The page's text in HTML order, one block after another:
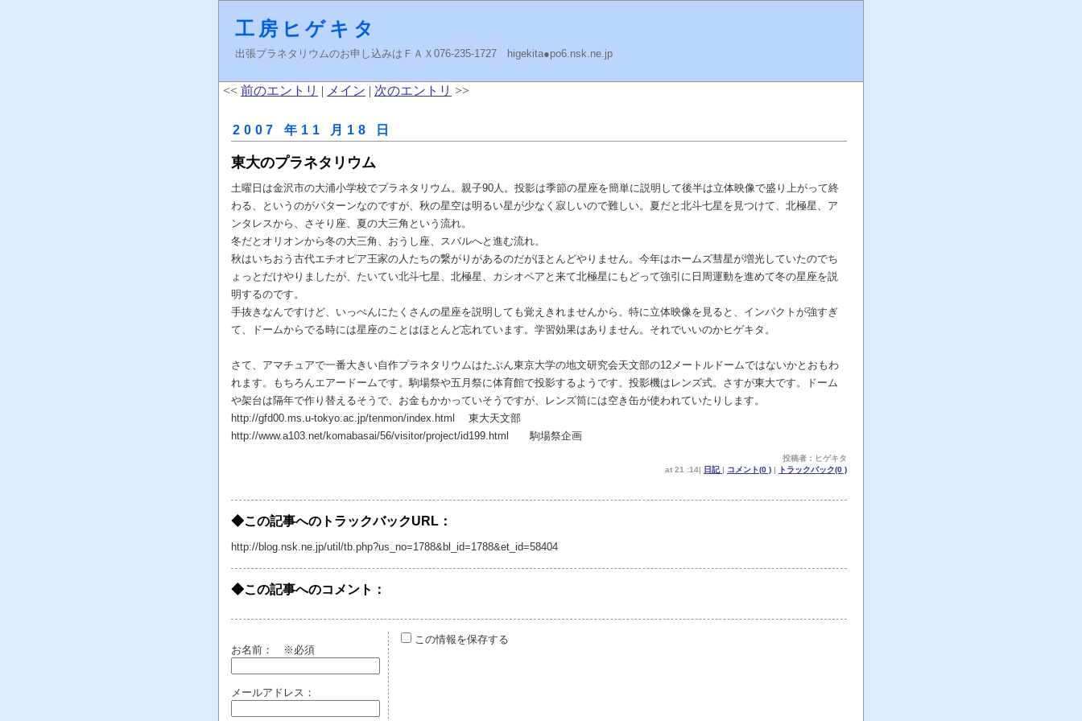
工房ヒゲキタ
出張プラネタリウムのお申し込みはＦＡＸ076-235-1727 higekita●po6.nsk.ne.jp
<< 前のエントリ | メイン | 次のエントリ >>
2007 年11 月18 日
東大のプラネタリウム
土曜日は金沢市の大浦小学校でプラネタリウム。親子90人。投影は季節の星座を簡単に説明して後半は立体映像で盛り上がって終
わる、というのがパターンなのですが、秋の星空は明るい星が少なく寂しいので難しい。夏だと北斗七星を見つけて、北極星、ア
ンタレスから、さそり座、夏の大三角という流れ。
冬だとオリオンから冬の大三角、おうし座、スバルへと進む流れ。
秋はいちおう古代エチオピア王家の人たちの繋がりがあるのだがほとんどやりません。今年はホームズ彗星が増光していたのでち
ょっとだけやりましたが、たいてい北斗七星、北極星、カシオペアと来て北極星にもどって強引に日周運動を進めて冬の星座を説
明するのです。
手抜きなんですけど、いっぺんにたくさんの星座を説明しても覚えきれませんから。特に立体映像を見ると、インパクトが強すぎ
て、ドームからでる時には星座のことはほとんど忘れています。学習効果はありません。それでいいのかヒゲキタ。
さて、アマチュアで一番大きい自作プラネタリウムはたぶん東京大学の地文研究会天文部の12メートルドームではないかとおもわ
れます。もちろんエアードームです。駒場祭や五月祭に体育館で投影するようです。投影機はレンズ式。さすが東大です。ドーム
や架台は隔年で作り替えるそうで、お金もかかっていそうですが、レンズ筒には空き缶が使われていたりします。
http://gfd00.ms.u-tokyo.ac.jp/tenmon/index.html 東大天文部
http://www.a103.net/komabasai/56/visitor/project/id199.html 駒場祭企画
投稿者：ヒゲキタ
at 21 :14| 日記| コメント(0 ) | トラックバック(0 )
◆この記事へのトラックバックURL：
http://blog.nsk.ne.jp/util/tb.php?us_no=1788&bl_id=1788&et_id=58404
◆この記事へのコメント：
お名前： ※必須
メールアドレス：
この情報を保存する